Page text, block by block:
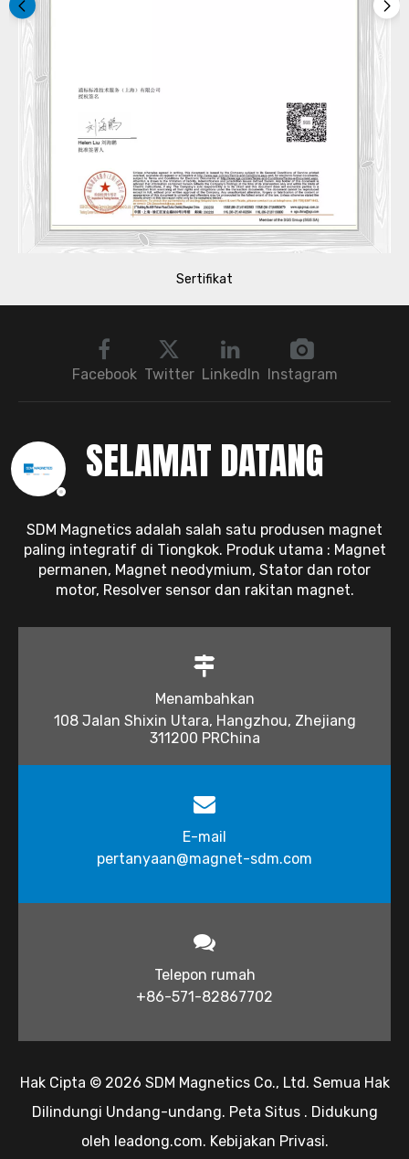
Sertifikat
Facebook Twitter LinkedIn Instagram
SELAMAT DATANG
SDM Magnetics adalah salah satu produsen magnet
paling integratif di Tiongkok. Produk utama : Magnet
permanen, Magnet neodymium, Stator dan rotor
motor, Resolver sensor dan rakitan magnet.
Menambahkan
108 Jalan Shixin Utara, Hangzhou, Zhejiang
311200 PRChina
E-mail
pertanyaan@magnet-sdm.com​​​​​​​​
Telepon rumah
+86-571-82867702
Hak Cipta © 2026 ​​​​​ SDM Magnetics Co., Ltd. Semua Hak
Dilindungi Undang-undang. Peta Situs . Didukung
oleh leadong.com. Kebijakan Privasi.